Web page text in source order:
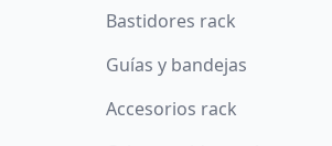
Bastidores rack
Guías y bandejas
Accesorios rack